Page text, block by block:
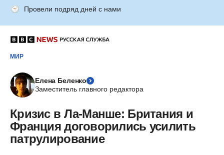
Провели подряд дней с нами
МИР
Елена Беленко
Заместитель главного редактора
Кризис в Ла-Манше: Британия и
Франция договорились усилить
патрулирование